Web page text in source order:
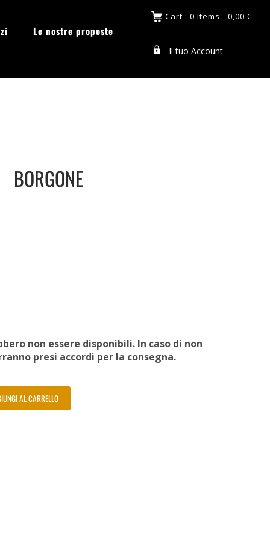
Le nostre proposte
Cart : 0 Items - 0,00 €
Il tuo Account
BORGONE
non essere disponibili. In caso di non
presi accordi per la consegna.
AL CARRELLO